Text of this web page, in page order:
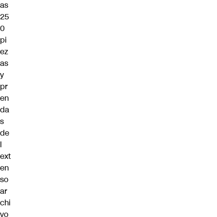
as
25
0
pi
ez
as
y
pr
en
da
s
de
l
ext
en
so
ar
chi
vo